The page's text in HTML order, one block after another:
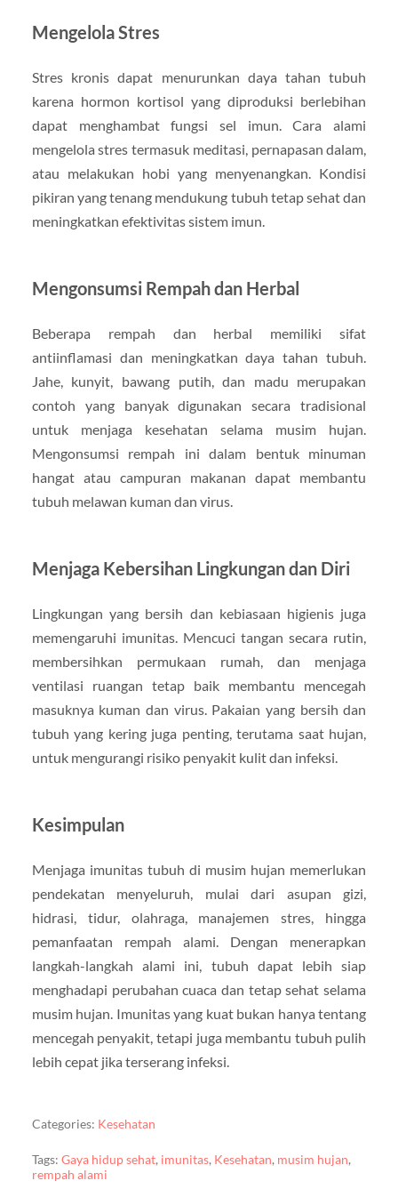
Mengelola Stres
Stres kronis dapat menurunkan daya tahan tubuh
karena hormon kortisol yang diproduksi berlebihan
dapat menghambat fungsi sel imun. Cara alami
mengelola stres termasuk meditasi, pernapasan dalam,
atau melakukan hobi yang menyenangkan. Kondisi
pikiran yang tenang mendukung tubuh tetap sehat dan
meningkatkan efektivitas sistem imun.
Mengonsumsi Rempah dan Herbal
Beberapa rempah dan herbal memiliki sifat
antiinflamasi dan meningkatkan daya tahan tubuh.
Jahe, kunyit, bawang putih, dan madu merupakan
contoh yang banyak digunakan secara tradisional
untuk menjaga kesehatan selama musim hujan.
Mengonsumsi rempah ini dalam bentuk minuman
hangat atau campuran makanan dapat membantu
tubuh melawan kuman dan virus.
Menjaga Kebersihan Lingkungan dan Diri
Lingkungan yang bersih dan kebiasaan higienis juga
memengaruhi imunitas. Mencuci tangan secara rutin,
membersihkan permukaan rumah, dan menjaga
ventilasi ruangan tetap baik membantu mencegah
masuknya kuman dan virus. Pakaian yang bersih dan
tubuh yang kering juga penting, terutama saat hujan,
untuk mengurangi risiko penyakit kulit dan infeksi.
Kesimpulan
Menjaga imunitas tubuh di musim hujan memerlukan
pendekatan menyeluruh, mulai dari asupan gizi,
hidrasi, tidur, olahraga, manajemen stres, hingga
pemanfaatan rempah alami. Dengan menerapkan
langkah-langkah alami ini, tubuh dapat lebih siap
menghadapi perubahan cuaca dan tetap sehat selama
musim hujan. Imunitas yang kuat bukan hanya tentang
mencegah penyakit, tetapi juga membantu tubuh pulih
lebih cepat jika terserang infeksi.
Categories: Kesehatan
Tags: Gaya hidup sehat, imunitas, Kesehatan, musim hujan,
rempah alami